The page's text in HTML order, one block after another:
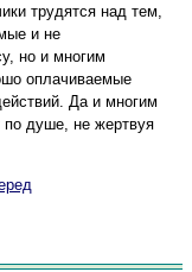
трудятся над тем,
и не
но и многим
оплачиваемые
Да и многим
по душе, не жертвуя